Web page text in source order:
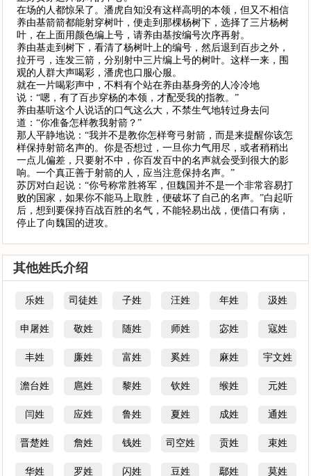
在场的人都惊呆了。潘虎自知没有这样高明的本领，但又不相信
养由基箭箭都能射穿树叶，便走到那棵杨树下，选择了三片杨树
叶，在上面用颜色编上号，请养由基按编号次序再射。
养由基走到树下，看清了杨树叶上的编号，然后退到百步之外，
拉开弓，连发三箭，分别射中三片编上号的树叶。这样一来，围
观的人群大声喝彩，潘虎也口服心服。
就在一片喝彩声中，不料有个站在养由基身旁的人冷冷地
说：“嗯，有了百步穿杨的本领，才配受我的指教。”
养由基听这个人说话的口气这么大，不禁生气地转过身去问
道：“你准备怎样教我射箭？”
那人平静地说：“我并不是教你怎样弯弓射箭，而是来提醒你该怎
样保持射箭名声的。你是否想过，一旦你力气用尽，或者稍稍出
一点儿偏差，只要射不中，你百发百中的名声就会受到很大的影
响。一个真正善于射箭的人，应当注意保持名声。”
苏厉对白起说：“你号称常胜将军，但魏国并不是一个非常容易打
败的国家，如果你不能马上取胜，便破坏了自己的名声。”白起听
后，想到要保持百战百胜的名气，不能轻易出战，便借口有病，
停止了向魏国的进攻。
其他姓氏介绍
乐姓 司徒姓 子姓 汪姓 年姓 汲姓
申屠姓 敬姓 随姓 师姓 宓姓 寇姓
丰姓 廉姓 富姓 奚姓 麻姓 宇文姓
澹台姓 扈姓 黎姓 钦姓 缑姓 元姓
闫姓 应姓 鲁姓 夏姓 成姓 通姓
晋楚姓 詹姓 钱姓 司空姓 贡姓 束姓
华姓 罗姓 闪姓 豆姓 鄢姓 莫姓